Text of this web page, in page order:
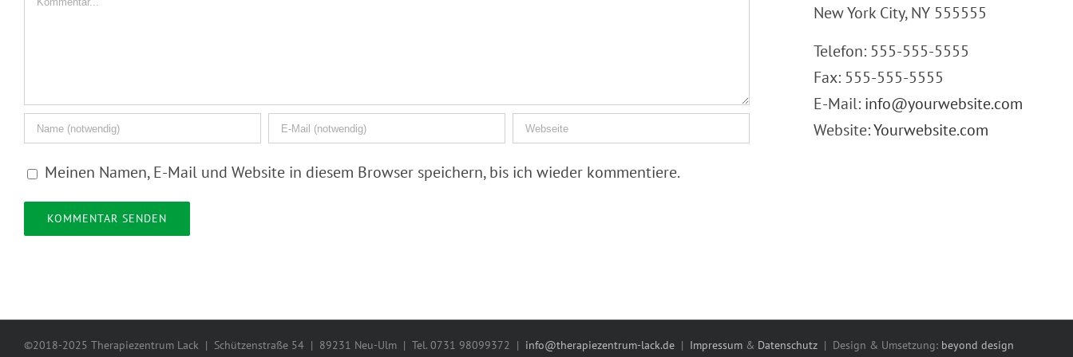
Meinen Namen, E-Mail und Website in diesem Browser speichern, bis ich wieder kommentiere.
New York City, NY 555555
Telefon: 555-555-5555
Fax: 555-555-5555
E-Mail: info@yourwebsite.com
Website:Yourwebsite.com
©2018-2025 Therapiezentrum Lack | Schützenstraße 54 | 89231 Neu-Ulm | Tel. 0731 98099372 | info@therapiezentrum-lack.de | Impressum & Datenschutz | Design & Umsetzung: beyond design